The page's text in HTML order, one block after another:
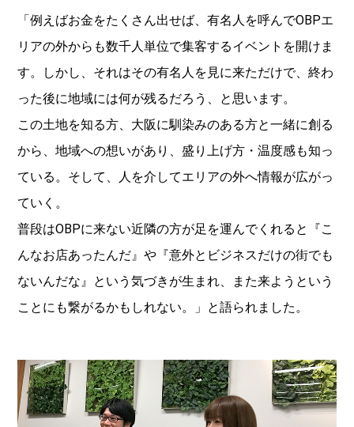
「例えばお金をたくさん出せば、有名人を呼んでOBPエ
リアの外からも数千人単位で集客するイベントを開けま
す。しかし、それはその有名人を見に来ただけで、終わ
った後に地域には何が残るだろう、と思います。
この土地を知る方、大阪に馴染みのある方と一緒に創る
から、地域への想いがあり、盛り上げ方・温度感も知っ
ている。そして、人を介してエリアの外へ情報が広がっ
ていく。
普段はOBPに来ない近隣の方が足を運んでくれると『こ
んなお店あったんだ』や『意外とビジネスだけの街でも
ないんだな』という気づきが生まれ、また来ようという
ことにも繋がるかもしれない。」と語られました。